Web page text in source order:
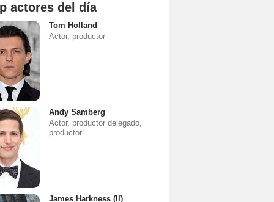
actores del día
Tom Holland
Actor, productor
Andy Samberg
Actor, productor delegado,
productor
James Harkness (II)